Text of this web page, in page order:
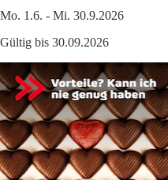
Mo. 1.6. - Mi. 30.9.2026
Gültig bis 30.09.2026